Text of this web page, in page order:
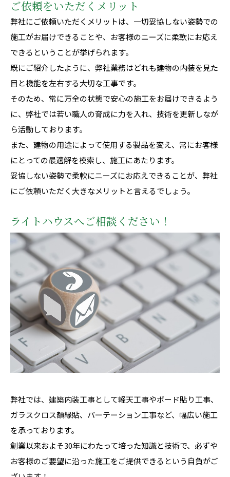
ご依頼をいただくメリット
弊社にご依頼いただくメリットは、一切妥協しない姿勢での
施工がお届けできることや、お客様のニーズに柔軟にお応え
できるということが挙げられます。
既にご紹介したように、弊社業務はどれも建物の内装を見た
目と機能を左右する大切な工事です。
そのため、常に万全の状態で安心の施工をお届けできるよう
に、弊社では若い職人の育成に力を入れ、技術を更新しなが
ら活動しております。
また、建物の用途によって使用する製品を変え、常にお客様
にとっての最適解を模索し、施工にあたります。
妥協しない姿勢で柔軟にニーズにお応えできることが、弊社
にご依頼いただく大きなメリットと言えるでしょう。
ライトハウスへご相談ください！
弊社では、建築内装工事として軽天工事やボード貼り工事、
ガラスクロス額縁貼、パーテーション工事など、幅広い施工
を承っております。
創業以来およそ30年にわたって培った知識と技術で、必ずや
お客様のご要望に沿った施工をご提供できるという自負がご